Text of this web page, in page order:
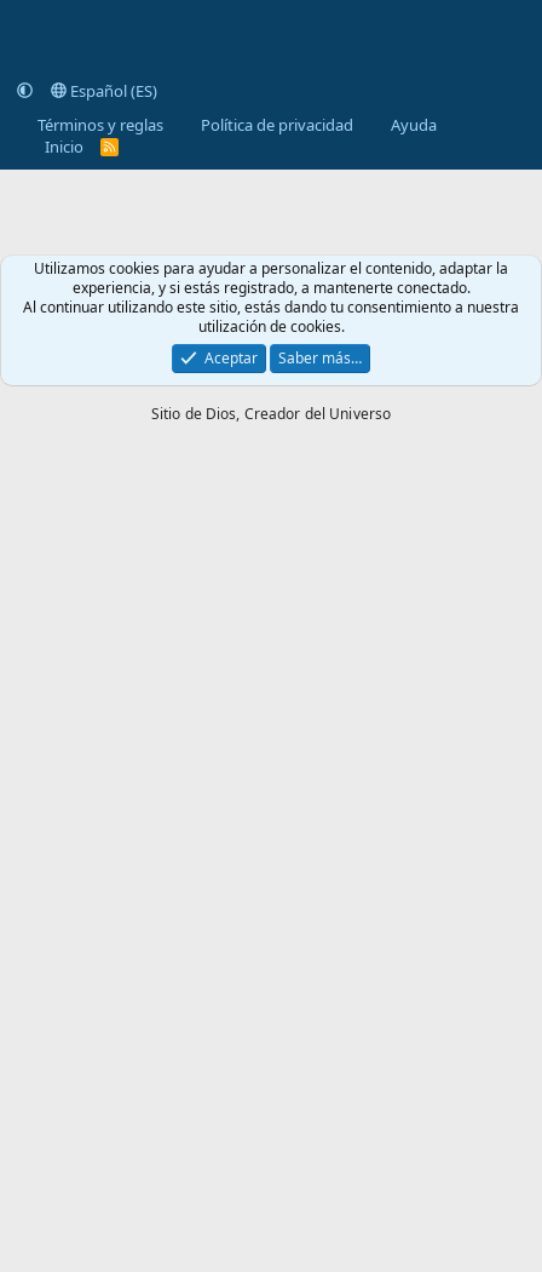
Español (ES)
Términos y reglas
Política de privacidad
Ayuda
Inicio
R
S
Utilizamos cookies para ayudar a personalizar el contenido, adaptar la
experiencia, y si estás registrado, a mantenerte conectado.
Al continuar utilizando este sitio, estás dando tu consentimiento a nuestra
utilización de cookies.
Aceptar
Saber más…
Sitio de Dios, Creador del Universo